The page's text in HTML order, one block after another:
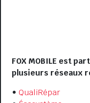
FOX MOBILE est
plusieurs réseaux
•QualiRépar